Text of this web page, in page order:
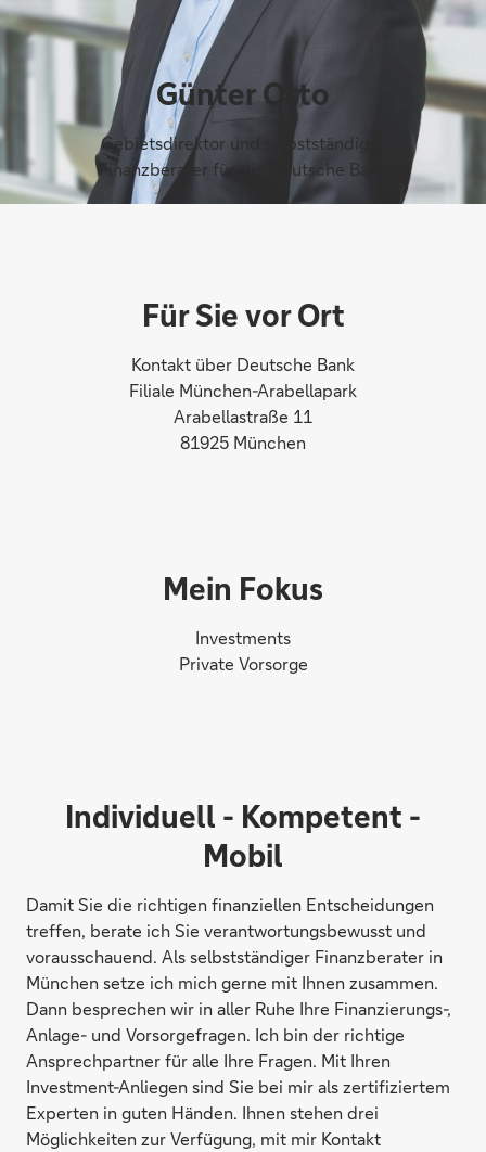
Günter Otto
Gebietsdirektor und selbstständiger
Finanzberater für die Deutsche Bank
Für Sie vor Ort
Kontakt über Deutsche Bank
Filiale München-Arabellapark
Arabellastraße 11
81925 München
Mein Fokus
Investments
Private Vorsorge
Individuell - Kompetent -
Mobil
Damit Sie die richtigen finanziellen Entscheidungen
treffen, berate ich Sie verantwortungsbewusst und
vorausschauend. Als selbstständiger Finanzberater in
München setze ich mich gerne mit Ihnen zusammen.
Dann besprechen wir in aller Ruhe Ihre Finanzierungs-,
Anlage- und Vorsorgefragen. Ich bin der richtige
Ansprechpartner für alle Ihre Fragen. Mit Ihren
Investment-Anliegen sind Sie bei mir als zertifiziertem
Experten in guten Händen. Ihnen stehen drei
Möglichkeiten zur Verfügung, mit mir Kontakt